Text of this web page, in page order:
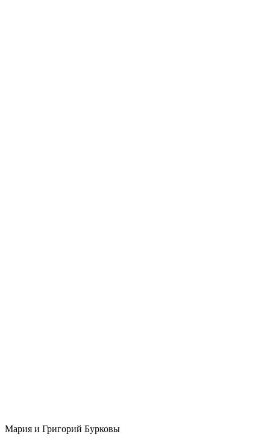
Мария и Григорий Бурковы